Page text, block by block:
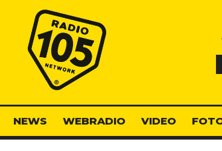
Radio 105
NEWS WEBRADIO VIDEO